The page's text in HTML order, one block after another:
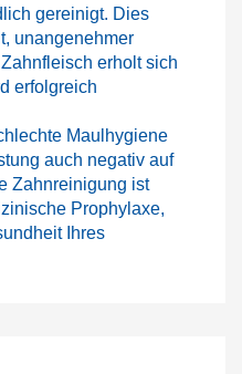
gereinigt. Dies
unangenehmer
erholt sich
erfolgreich
Maulhygiene
auch negativ auf
Zahnreinigung ist
Prophylaxe,
Ihres